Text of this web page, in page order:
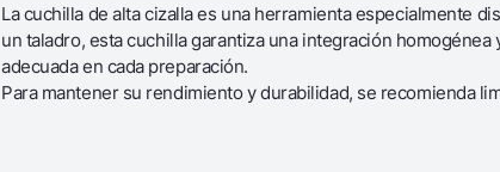
La cuchilla de alta cizalla es una herramienta especialmente
un taladro, esta cuchilla garantiza una integración
adecuada en cada preparación.
Para mantener su rendimiento y durabilidad, se recomienda